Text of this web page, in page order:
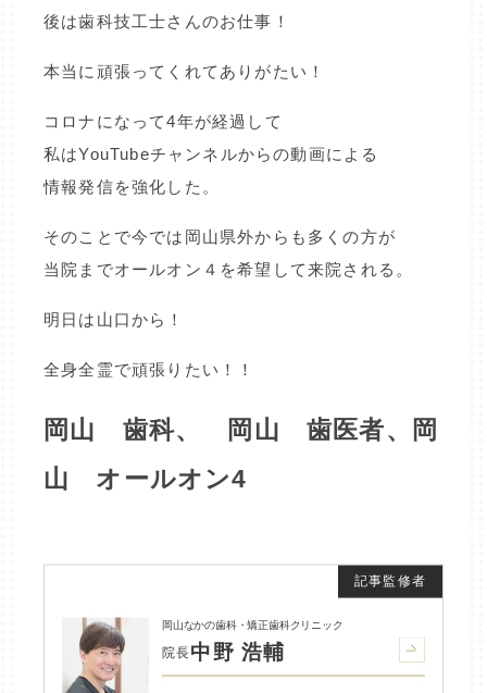
後は歯科技工士さんのお仕事！
本当に頑張ってくれてありがたい！
コロナになって4年が経過して
私はYouTubeチャンネルからの動画による
情報発信を強化した。
そのことで今では岡山県外からも多くの方が
当院までオールオン４を希望して来院される。
明日は山口から！
全身全霊で頑張りたい！！
岡山 歯科、 岡山 歯医者、岡
山 オールオン4
岡山なかの歯科・矯正歯科クリニック
院長中野 浩輔